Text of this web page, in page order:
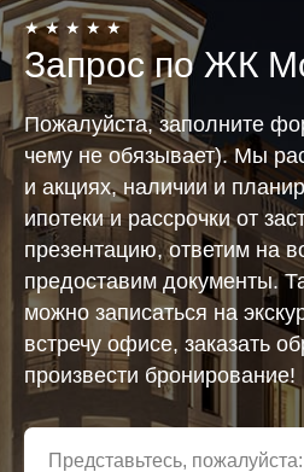
★ ★ ★ ★ ★
Запрос по ЖК
Пожалуйста, заполните
чему не обязывает). Мы
и акциях, наличии и
ипотеки и рассрочки от
презентацию, ответим на
предоставим документы.
можно записаться на
встречу офисе, заказать
произвести бронирование!
Представьтесь, пожалуйста: